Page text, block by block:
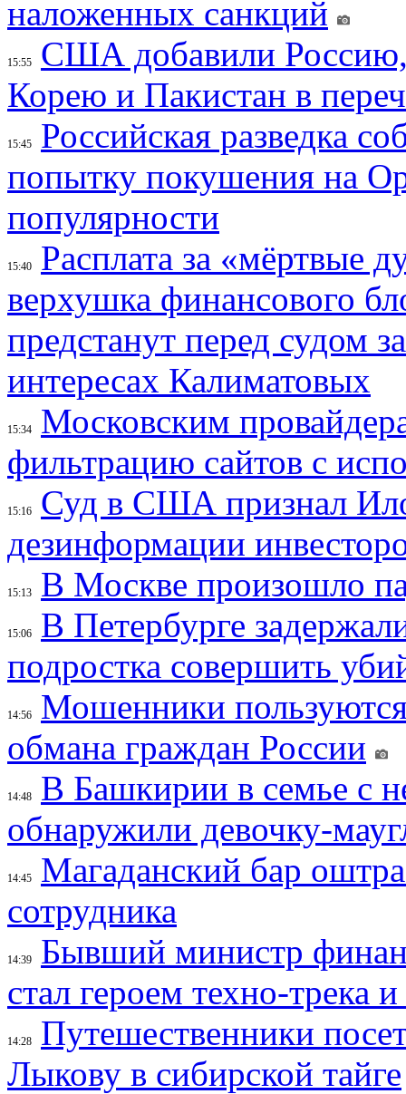
наложенных санкций
15:55
США добавили
Корею и Пакистан в
15:45
Российская разведка
попытку покушения на
популярности
15:40
Расплата за «мёртвые
верхушка финансового
предстанут перед судом
интересах Калиматовых
15:34
Московским
фильтрацию сайтов с
15:16
Суд в США признал
дезинформации
15:13 В Москве произошло
15:06
В Петербурге
подростка совершить
14:56
Мошенники
обмана граждан России
14:48
В Башкирии в семье с
обнаружили девочку-
14:45
Магаданский бар
сотрудника
14:39
Бывший министр
стал героем техно-трека
14:28
Путешественники
Лыкову в сибирской тайге